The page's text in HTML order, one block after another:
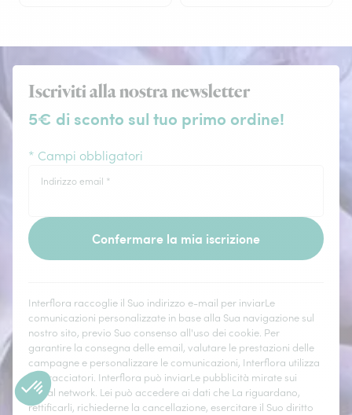
Iscriviti alla nostra newsletter
5€ di sconto sul tuo primo ordine!
* Campi obbligatori
Indirizzo email *
Confermare la mia iscrizione
Interflora raccoglie il Suo indirizzo e-mail per inviarLe
comunicazioni personalizzate in base alla Sua navigazione sul
nostro sito, previo Suo consenso all'uso dei cookie. Per
garantire la consegna delle email, valutare le prestazioni delle
campagne e personalizzare le comunicazioni, Interflora utilizza
dei tracciatori. Interflora può inviarLe pubblicità mirate sui
social network. Lei può accedere ai dati che La riguardano,
rettificarli, richiederne la cancellazione, esercitare il Suo diritto